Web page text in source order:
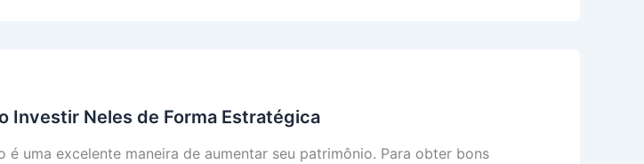
Investir Neles de Forma Estratégica
é uma excelente maneira de aumentar seu patrimônio. Para obter bons